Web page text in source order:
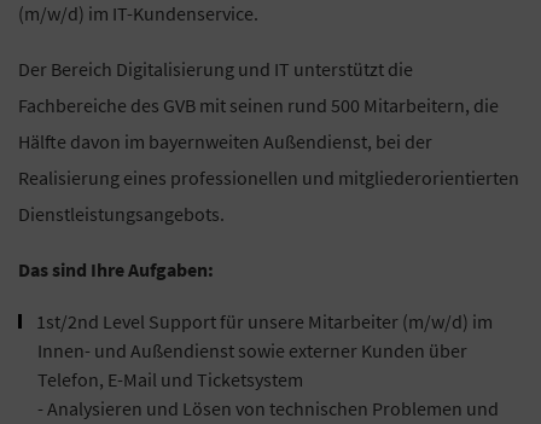
(m/w/d) im IT-Kundenservice.
Der Bereich Digitalisierung und IT unterstützt die
Fachbereiche des GVB mit seinen rund 500 Mitarbeitern, die
Hälfte davon im bayernweiten Außendienst, bei der
Realisierung eines professionellen und mitgliederorientierten
Dienstleistungsangebots.
Das sind Ihre Aufgaben:
1st/2nd Level Support für unsere Mitarbeiter (m/w/d) im
Innen- und Außendienst sowie externer Kunden über
Telefon, E-Mail und Ticketsystem
- Analysieren und Lösen von technischen Problemen und